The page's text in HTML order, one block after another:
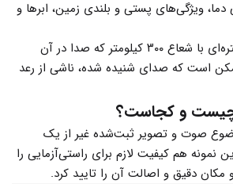
دما، ویژگی‌های پستی و بلندی زمین، ابرها و
بنابراین با توجه به گستره‌ای با شعاع ۳۰۰ کیلومتر که صدا در آن
است که صدای شنیده شده، ناشی از رعد
چیست و کجاست؟
صوت و تصویر ثبت‌شده غیر از یک
نمونه هم کیفیت لازم برای راستی‌آزمایی را
مکان دقیق و اصالت آن را تایید کرد.